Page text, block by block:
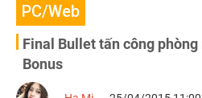
PC/Web
Final Bullet tấn công
Bonus